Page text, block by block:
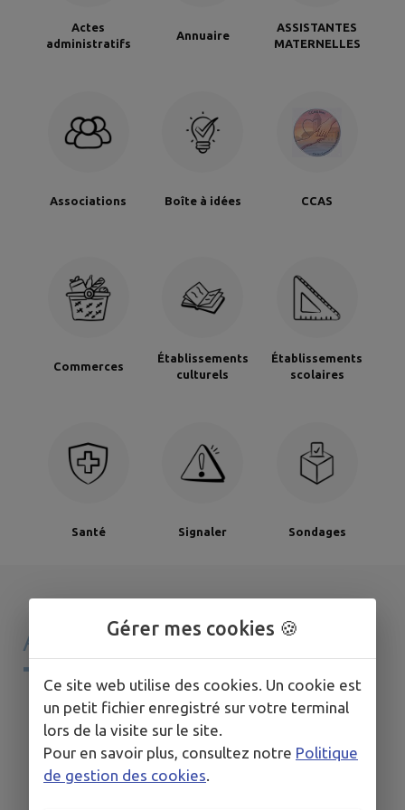
Actes
administratifs
Annuaire
ASSISTANTES
MATERNELLES
Associations Boîte à idées CCAS
Commerces
Établissements
culturels
Établissements
scolaires
Santé Signaler Sondages
AGENDA DEMON
TERRITOIRE
Gérer mes cookies 🍪
Ce site web utilise des cookies. Un cookie est
un petit fichier enregistré sur votre terminal
lors de la visite sur le site.
Pour en savoir plus, consultez notre Politique
de gestion des cookies.